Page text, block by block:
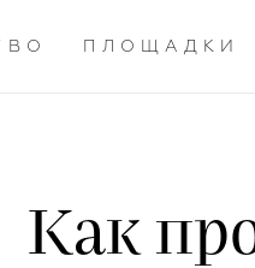
ПЛОЩАДКИ
Как